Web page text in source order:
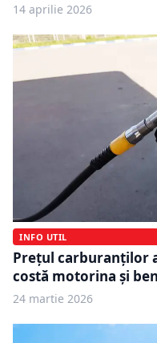
14 aprilie 2026
INFO UTIL
Prețul carburanților
costă motorina și
24 martie 2026